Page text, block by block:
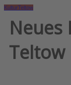
KulturTeltow
Neues
Teltow